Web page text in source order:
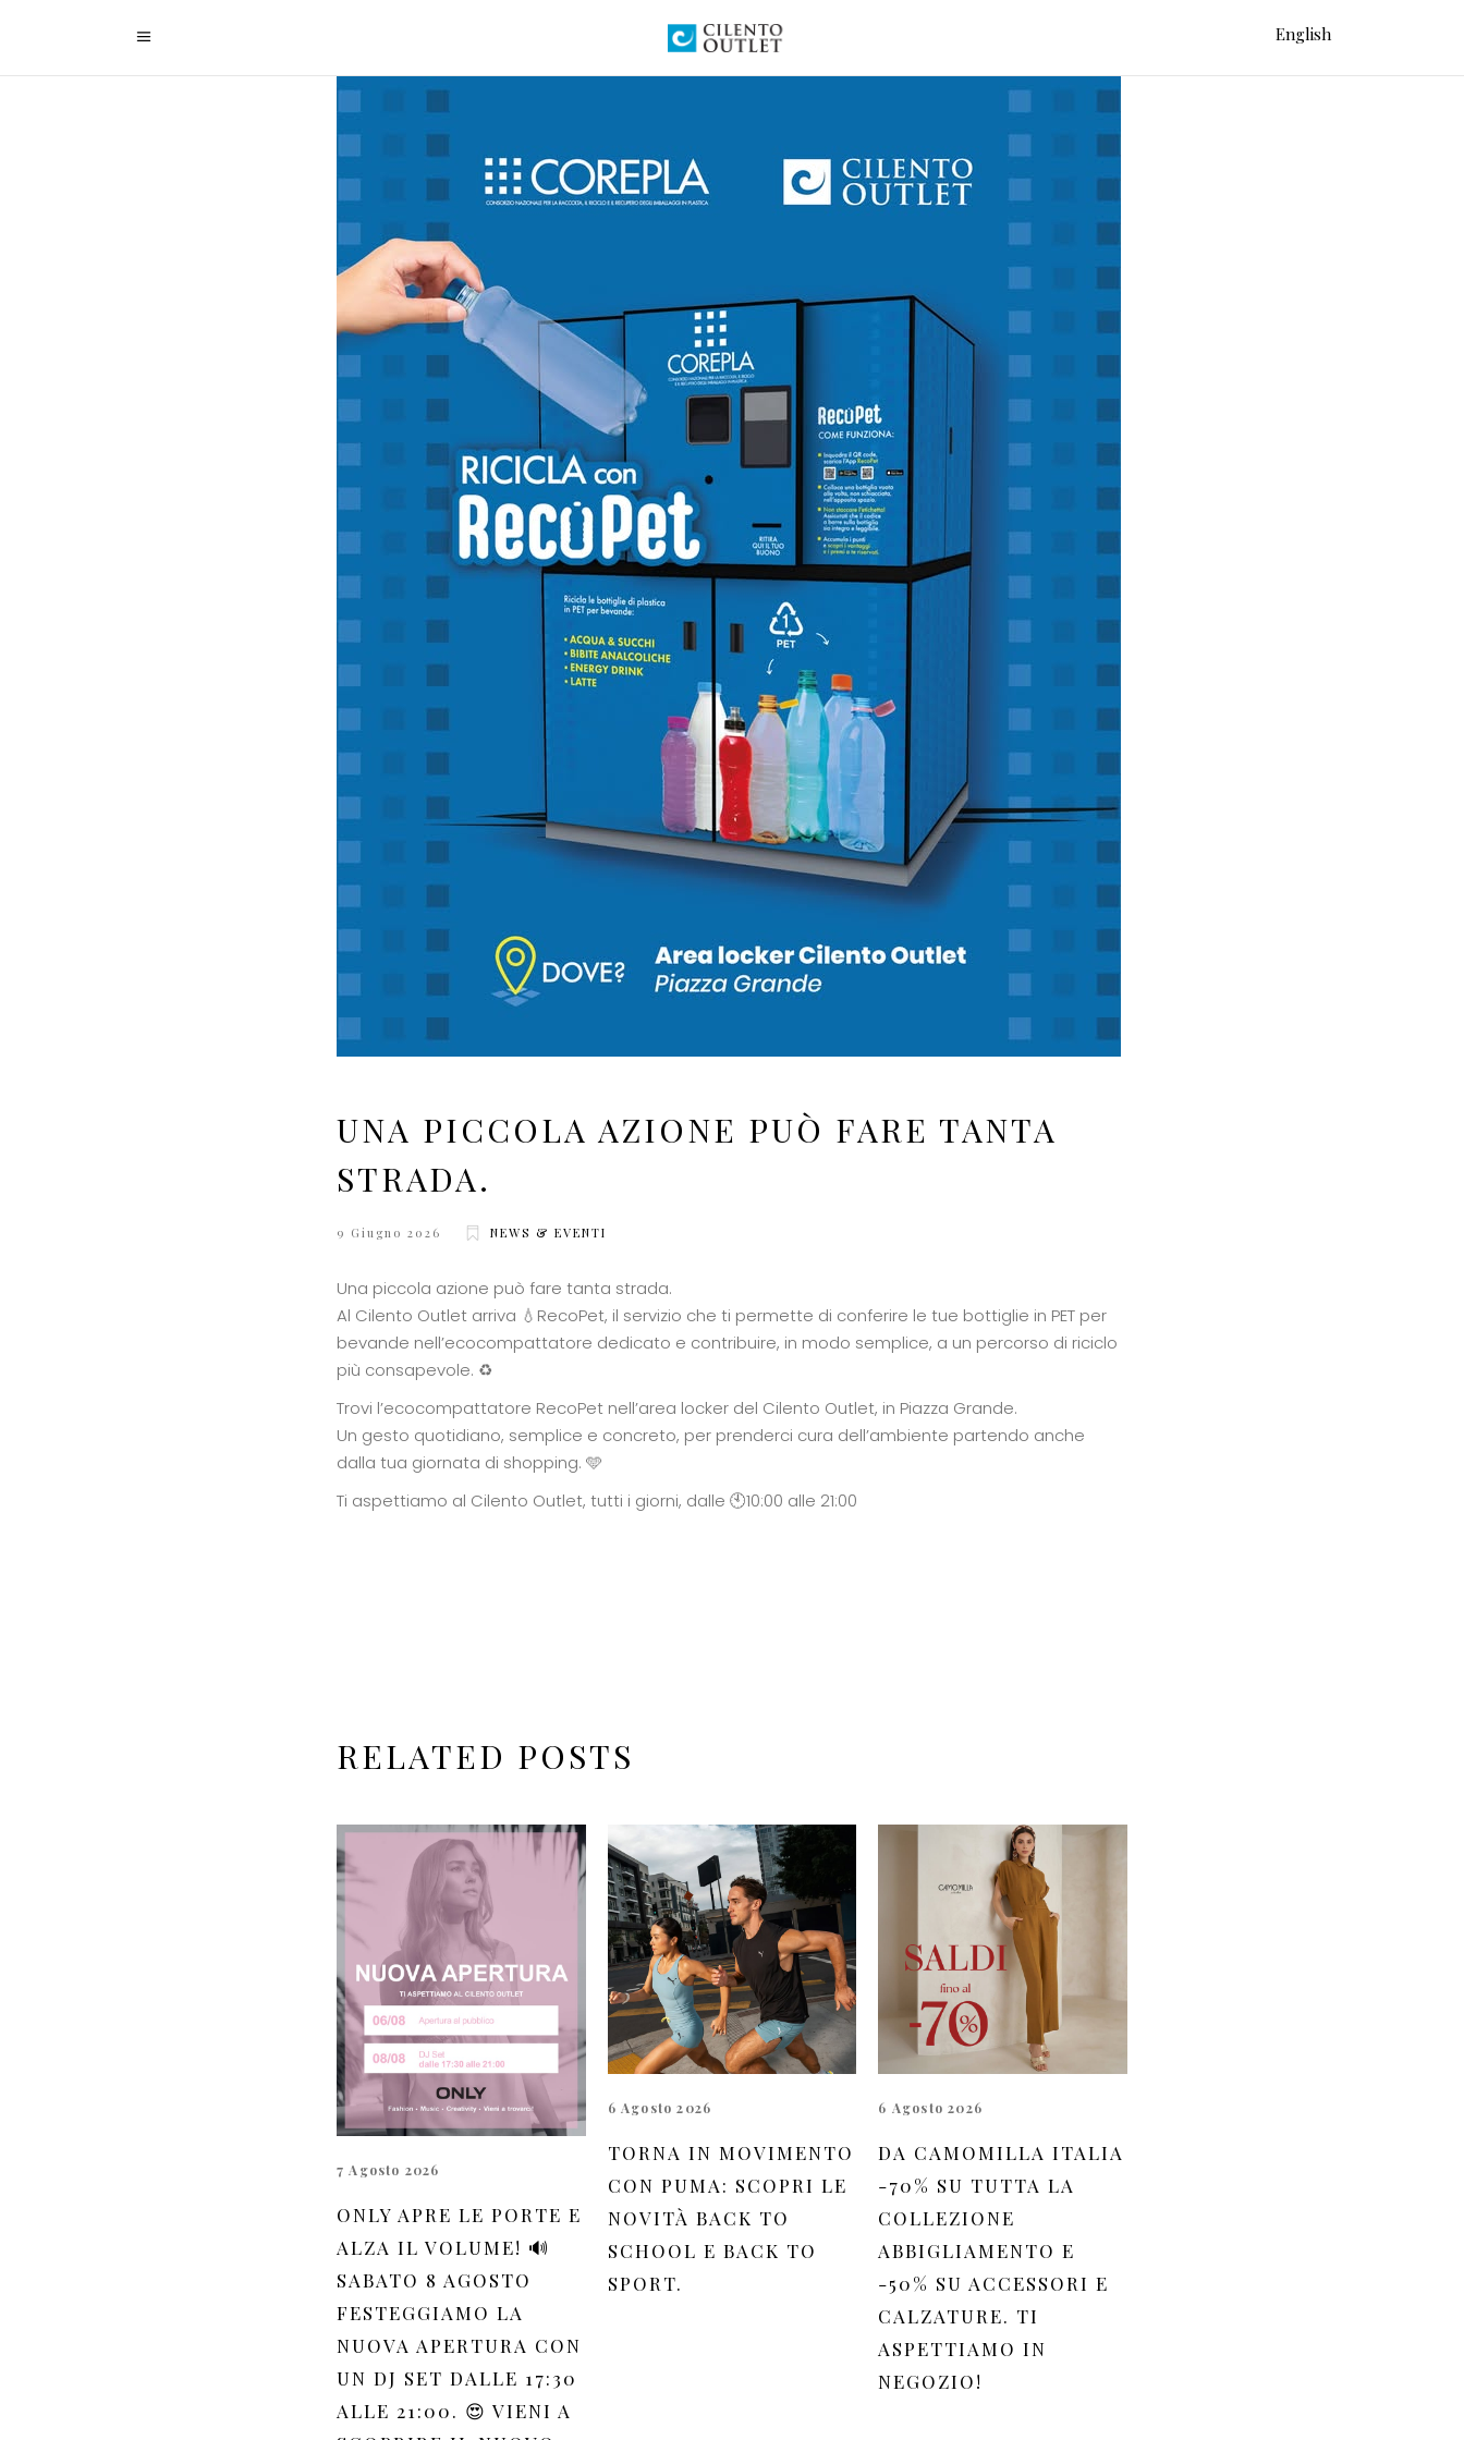
English
UNA PICCOLA AZIONE PUÒ FARE TANTA
STRADA.
9 Giugno 2026 NEWS & EVENTI
Una piccola azione può fare tanta strada.
Al Cilento Outlet arriva 💧RecoPet, il servizio che ti permette di conferire le tue bottiglie in PET per
bevande nell’ecocompattatore dedicato e contribuire, in modo semplice, a un percorso di riciclo
più consapevole. ♻️
Trovi l’ecocompattatore RecoPet nell’area locker del Cilento Outlet, in Piazza Grande.
Un gesto quotidiano, semplice e concreto, per prenderci cura dell’ambiente partendo anche
dalla tua giornata di shopping. 🩵
Ti aspettiamo al Cilento Outlet, tutti i giorni, dalle 🕙10:00 alle 21:00
RELATED POSTS
7 Agosto 2026
ONLY APRE LE PORTE E
ALZA IL VOLUME! 🔊
SABATO 8 AGOSTO
FESTEGGIAMO LA
NUOVA APERTURA CON
UN DJ SET DALLE 17:30
ALLE 21:00. 😍 VIENI A
6 Agosto 2026
TORNA IN MOVIMENTO
CON PUMA: SCOPRI LE
NOVITÀ BACK TO
SCHOOL E BACK TO
SPORT.
6 Agosto 2026
DA CAMOMILLA ITALIA
-70% SU TUTTA LA
COLLEZIONE
ABBIGLIAMENTO E
-50% SU ACCESSORI E
CALZATURE. TI
ASPETTIAMO IN
NEGOZIO!